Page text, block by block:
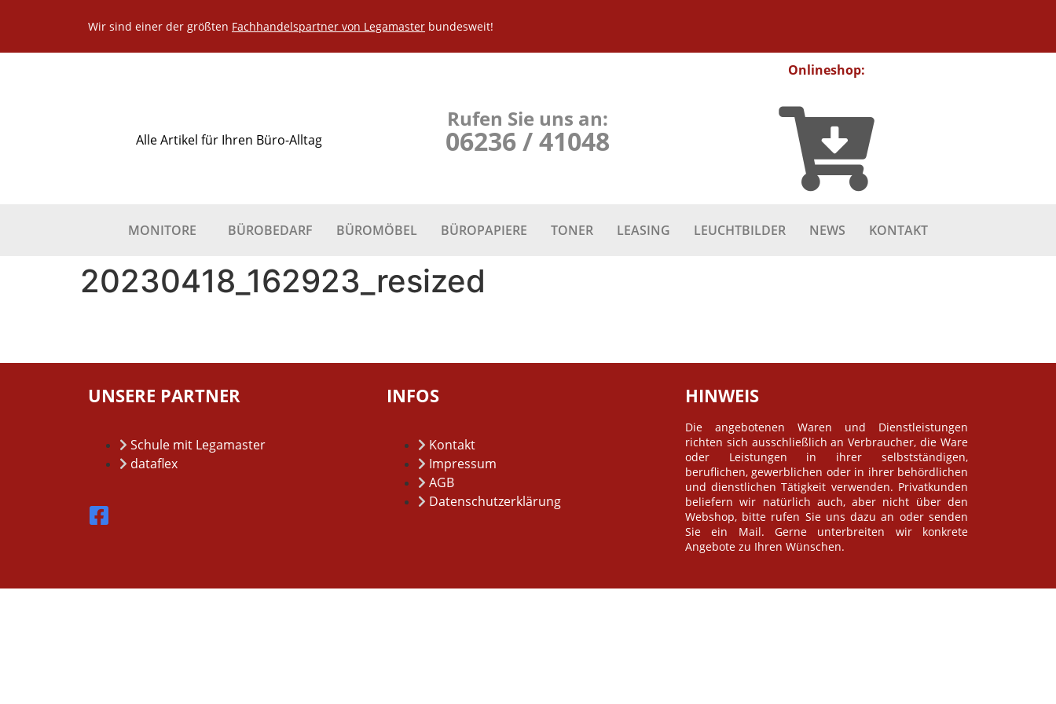
Wir sind einer der größten Fachhandelspartner von Legamaster bundesweit!
Alle Artikel für Ihren Büro-Alltag
Rufen Sie uns an:
06236 / 41048
Onlineshop:
MONITORE BÜROBEDARF BÜROMÖBEL BÜROPAPIERE TONER LEASING LEUCHTBILDER NEWS KONTAKT
20230418_162923_resized
UNSERE PARTNER
Schule mit Legamaster
dataflex
INFOS
Kontakt
Impressum
AGB
Datenschutzerklärung
HINWEIS
Die angebotenen Waren und Dienstleistungen
richten sich ausschließlich an Verbraucher, die Ware
oder Leistungen in ihrer selbstständigen,
beruflichen, gewerblichen oder in ihrer behördlichen
und dienstlichen Tätigkeit verwenden. Privatkunden
beliefern wir natürlich auch, aber nicht über den
Webshop, bitte rufen Sie uns dazu an oder senden
Sie ein Mail. Gerne unterbreiten wir konkrete
Angebote zu Ihren Wünschen.